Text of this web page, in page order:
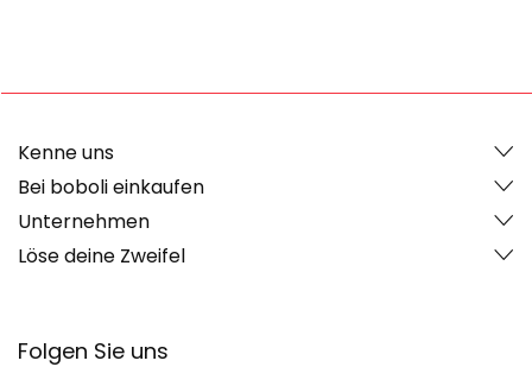
Folgen Sie uns
Kenne uns
Bei boboli einkaufen
Unternehmen
Löse deine Zweifel